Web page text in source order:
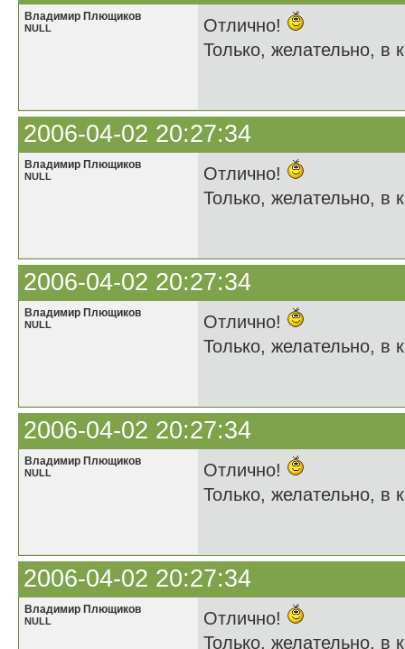
Владимир Плющиков
NULL
Отлично!
Только, желательно, в
2006-04-02 20:27:34
Владимир Плющиков
NULL
Отлично!
Только, желательно, в
2006-04-02 20:27:34
Владимир Плющиков
NULL
Отлично!
Только, желательно, в
2006-04-02 20:27:34
Владимир Плющиков
NULL
Отлично!
Только, желательно, в
2006-04-02 20:27:34
Владимир Плющиков
NULL
Отлично!
Только, желательно, в